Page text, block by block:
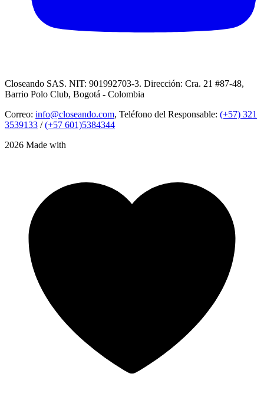
Closeando SAS. NIT: 901992703-3. Dirección: Cra. 21 #87-48,
Barrio Polo Club, Bogotá - Colombia
Correo: info@closeando.com, Teléfono del Responsable: (+57) 321
3539133 /(+57 601)5384344
2026 Made with